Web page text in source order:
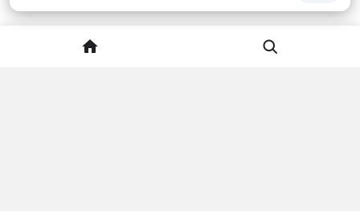
О нас Политика конфиденциальности